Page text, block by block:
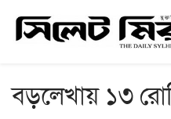
বড়লেখায় ১৩